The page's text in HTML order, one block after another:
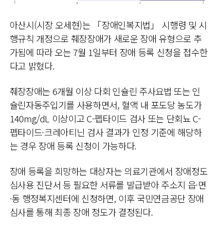
아산시(시장 오세현)는 「장애인복지법」 시행령 및 시
행규칙 개정으로 췌장장애가 새로운 장애 유형으로 추
가됨에 따라 오는 7월 1일부터 장애 등록 신청을 접수한
다고 밝혔다.
췌장장애는 6개월 이상 다회 인슐린 주사요법 또는 인
슐린자동주입기를 사용하면서, 혈액 내 포도당 농도가
140mg/dL 이상이고 C-펩타이드 검사 또는 단회뇨 C-
펩타이드·크레아티닌 검사 결과가 인정 기준에 해당하
는 경우 장애 등록 신청이 가능하다.
장애 등록을 희망하는 대상자는 의료기관에서 장애정도
심사용 진단서 등 필요한 서류를 발급받아 주소지 읍·면
·동 행정복지센터에 신청하면, 이후 국민연금공단 장애
심사를 통해 최종 장애 정도가 결정된다.